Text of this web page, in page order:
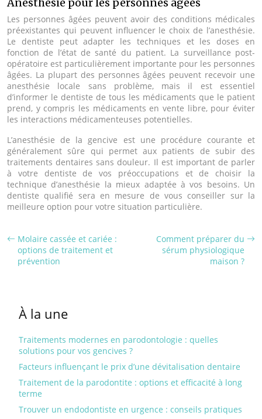
Les personnes âgées peuvent avoir des conditions médicales
préexistantes qui peuvent influencer le choix de l’anesthésie.
Le dentiste peut adapter les techniques et les doses en
fonction de l’état de santé du patient. La surveillance post-
opératoire est particulièrement importante pour les personnes
âgées. La plupart des personnes âgées peuvent recevoir une
anesthésie locale sans problème, mais il est essentiel
d’informer le dentiste de tous les médicaments que le patient
prend, y compris les médicaments en vente libre, pour éviter
les interactions médicamenteuses potentielles.
L’anesthésie de la gencive est une procédure courante et
généralement sûre qui permet aux patients de subir des
traitements dentaires sans douleur. Il est important de parler
à votre dentiste de vos préoccupations et de choisir la
technique d’anesthésie la mieux adaptée à vos besoins. Un
dentiste qualifié sera en mesure de vous conseiller sur la
meilleure option pour votre situation particulière.
Molaire cassée et cariée :
options de traitement et
prévention
Comment préparer du
sérum physiologique
maison ?
À la une
Traitements modernes en parodontologie : quelles
solutions pour vos gencives ?
Facteurs influençant le prix d’une dévitalisation dentaire
Traitement de la parodontite : options et efficacité à long
terme
Trouver un endodontiste en urgence : conseils pratiques